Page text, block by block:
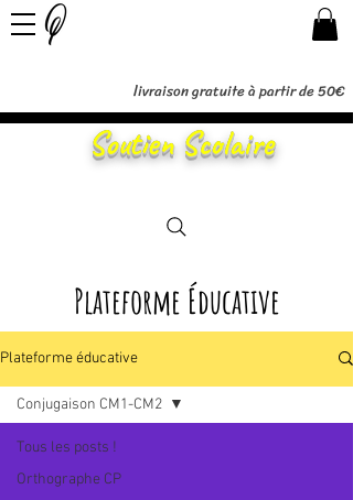
livraison gratuite à partir de 50€
Soutien Scolaire
Plateforme Éducative
Plateforme éducative
Tous les posts !
Orthographe CP
Conjugaison CM1-CM2